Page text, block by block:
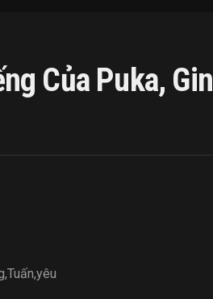
Của Puka, Gin
,Tuấn,yêu